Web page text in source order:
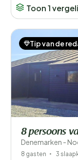
Toon 1
Tip van de
8 persoons
Denemarken -
8 gasten 3